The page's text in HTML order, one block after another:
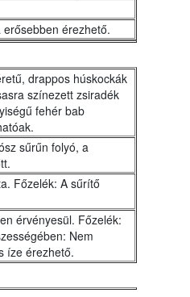
érezhető.
drappos húskockák
színezett zsiradék
fehér bab
sűrűn folyó, a
Főzelék: A sűrítő
érvényesül. Főzelék:
Nem
íze érezhető.